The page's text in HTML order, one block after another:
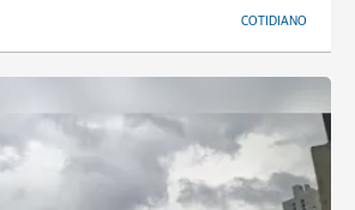
COTIDIANO